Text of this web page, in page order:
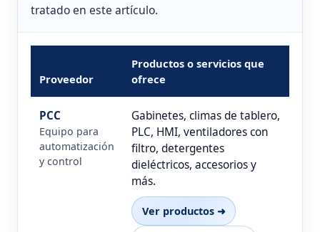
tratado en este artículo.
Proveedor
Productos o servicios que
ofrece
PCC
Equipo para
automatización
y control
Gabinetes, climas de tablero,
PLC, HMI, ventiladores con
filtro, detergentes
dieléctricos, accesorios y
más.
Ver productos ➜